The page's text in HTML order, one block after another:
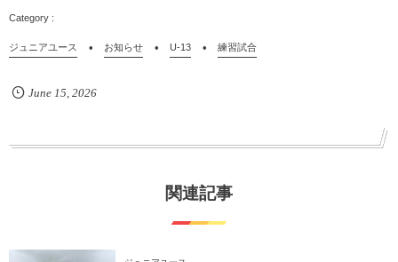
ジュニアユース お知らせ U-13 練習試合
June 15 2026
関連記事